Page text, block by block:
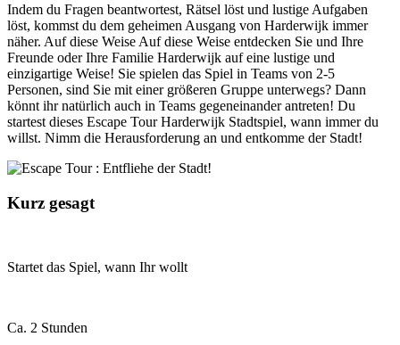
Indem du Fragen beantwortest, Rätsel löst und lustige Aufgaben
löst, kommst du dem geheimen Ausgang von Harderwijk immer
näher. Auf diese Weise Auf diese Weise entdecken Sie und Ihre
Freunde oder Ihre Familie Harderwijk auf eine lustige und
einzigartige Weise! Sie spielen das Spiel in Teams von 2-5
Personen, sind Sie mit einer größeren Gruppe unterwegs? Dann
könnt ihr natürlich auch in Teams gegeneinander antreten! Du
startest dieses Escape Tour Harderwijk Stadtspiel, wann immer du
willst. Nimm die Herausforderung an und entkomme der Stadt!
Kurz gesagt
Startet das Spiel, wann Ihr wollt
Ca. 2 Stunden